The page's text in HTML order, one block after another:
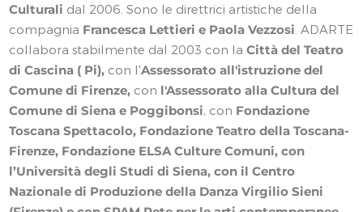
Culturali dal 2006. Sono le direttrici artistiche della
compagnia Francesca Lettieri e Paola Vezzosi . ADARTE
collabora stabilmente dal 2003 con laCittà del Teatro
di Cascina ( Pi), con l'Assessorato all'istruzione del
Comune di Firenze, con l'Assessorato alla Cultura del
Comune di Siena e Poggibonsi, con Fondazione
Toscana Spettacolo, Fondazione Teatro della Toscana-
Firenze, Fondazione ELSA Culture Comuni, con
l’Università degli Studi di Siena, con il Centro
Nazionale di Produzione della Danza Virgilio Sieni